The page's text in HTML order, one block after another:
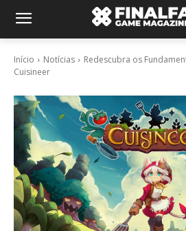
Início Notícias
Redescubra os
Cuisineer